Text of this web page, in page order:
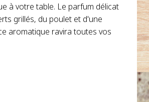
à votre table. Le parfum délicat
grillés, du poulet et d'une
aromatique ravira toutes vos